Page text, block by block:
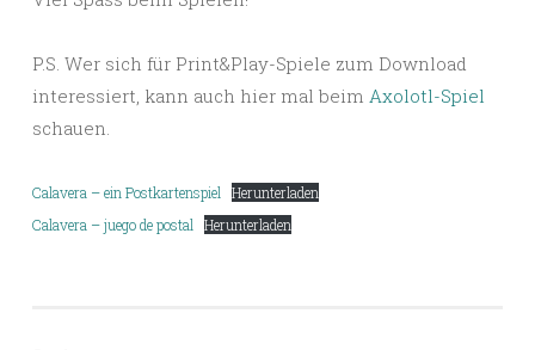
P.S. Wer sich für Print&Play-Spiele zum Download
interessiert, kann auch hier mal beim Axolotl-Spiel
schauen.
Calavera – ein Postkartenspiel
Herunterladen
Calavera – juego de postal
Herunterladen